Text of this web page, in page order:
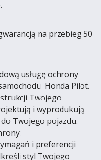
na przebieg 50
usługę ochrony
Honda Pilot.
Twojego
i wyprodukują
Twojego pojazdu.
i preferencji
styl Twojego